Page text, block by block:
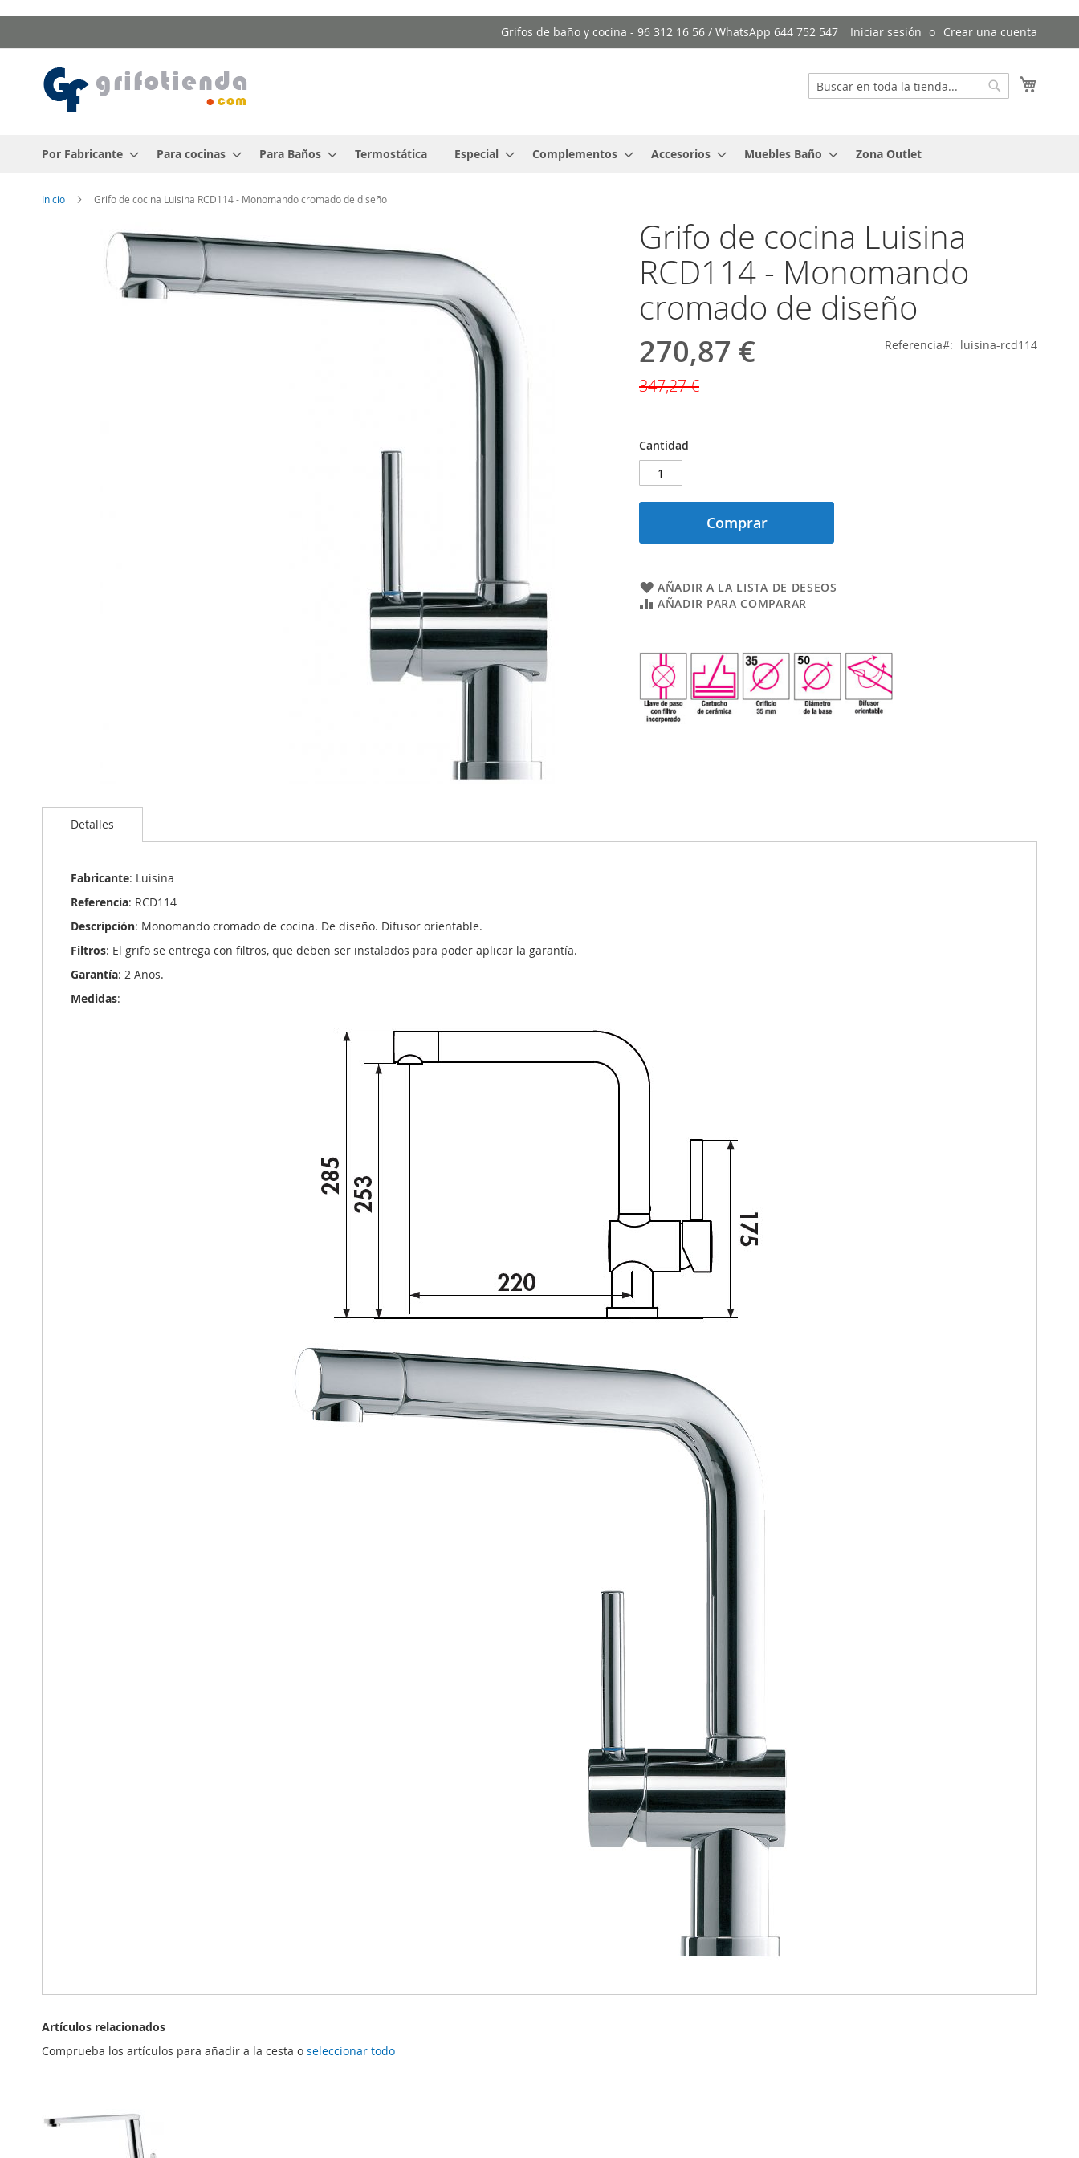
al
Grifos de baño y cocina - 96 312 16 56 / WhatsApp 644 752 547 Iniciar sesión Crear una cuenta
Buscar
Por Fabricante Para cocinas Para Baños Termostática Especial Complementos Accesorios Muebles Baño Zona Outlet
Inicio Grifo de cocina Luisina RCD114 - Monomando cromado de diseño
Grifo de cocina Luisina
RCD114 - Monomando
cromado de diseño
Precio
especial
270,87 €
347,27 €
Referencia luisina-rcd114
Cantidad
Comprar
AÑADIR A LA LISTA DE DESEOS
AÑADIR PARA COMPARAR
al
comienzo
galería
imágenes
Detalles
Fabricante: Luisina
Referencia: RCD114
Descripción: Monomando cromado de cocina. De diseño. Difusor orientable.
Filtros: El grifo se entrega con filtros, que deben ser instalados para poder aplicar la garantía.
Garantía: 2 Años.
Medidas:
Artículos relacionados
Comprueba los artículos para añadir a la cesta o seleccionar todo